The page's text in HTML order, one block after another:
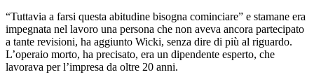
“Tuttavia a farsi questa abitudine bisogna cominciare” e stamane era
impegnata nel lavoro una persona che non aveva ancora partecipato
a tante revisioni, ha aggiunto Wicki, senza dire di più al riguardo.
L’operaio morto, ha precisato, era un dipendente esperto, che
lavorava per l’impresa da oltre 20 anni.